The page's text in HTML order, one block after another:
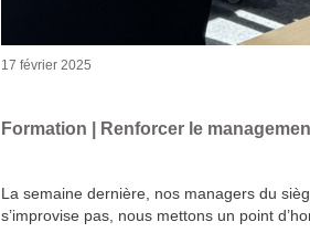
17 février 2025
Formation | Renforcer le
La semaine dernière, nos managers du
s’improvise pas, nous mettons un point